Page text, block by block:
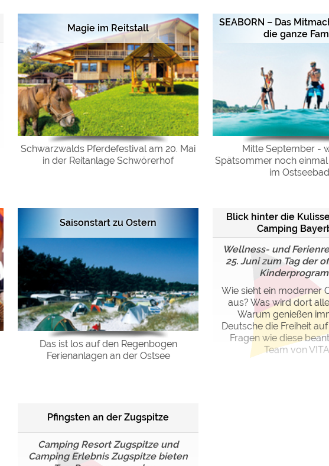
Magie im Reitstall
Schwarzwalds Pferdefestival am 20. Mai
in der Reitanlage Schwörerhof
SEABORN – Das
die ganze
Mitte September -
Spätsommer noch
im Ostseebad
Saisonstart zu Ostern
Das ist los auf den Regenbogen
Ferienanlagen an der Ostsee
Blick hinter die
Camping
Wellness- und
25. Juni zum Tag der
Wie sieht ein moderner
aus? Was wird dort
Warum genießen
Deutsche die Freiheit
Fragen wie diese
Team von
Pfingsten an der Zugspitze
Camping Resort Zugspitze und
Camping Erlebnis Zugspitze bieten